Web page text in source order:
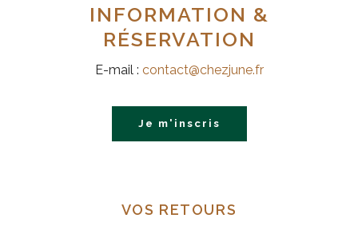
INFORMATION &
RÉSERVATION
E-mail : contact@chezjune.fr
Je m'inscris
VOS RETOURS